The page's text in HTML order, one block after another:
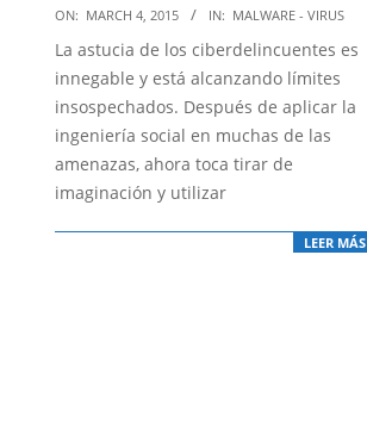
2015-
03-
04
ON: MARCH 4, 2015 IN: MALWARE - VIRUS
La astucia de los ciberdelincuentes es
innegable y está alcanzando límites
insospechados. Después de aplicar la
ingeniería social en muchas de las
amenazas, ahora toca tirar de
imaginación y utilizar
LEER MÁS